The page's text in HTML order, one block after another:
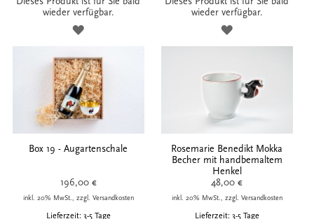
wieder verfügbar.
ZUR
HINZUFÜGEN
wieder verfügbar.
ZUR
HINZUFÜGEN
Box 19 - Augartenschale
196,00 €
inkl. 20% MwSt., zzgl. Versandkosten
Lieferzeit: 3-5 Tage
Rosemarie Benedikt Mokka
Becher mit handbemaltem
Henkel
48,00 €
inkl. 20% MwSt., zzgl. Versandkosten
Lieferzeit: 3-5 Tage